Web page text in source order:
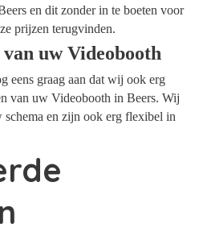
en dit zonder in te boeten voor
prijzen terugvinden.
uw Videobooth
eens graag aan dat wij ook erg
van uw Videobooth in Beers. Wij
schema en zijn ook erg flexibel in